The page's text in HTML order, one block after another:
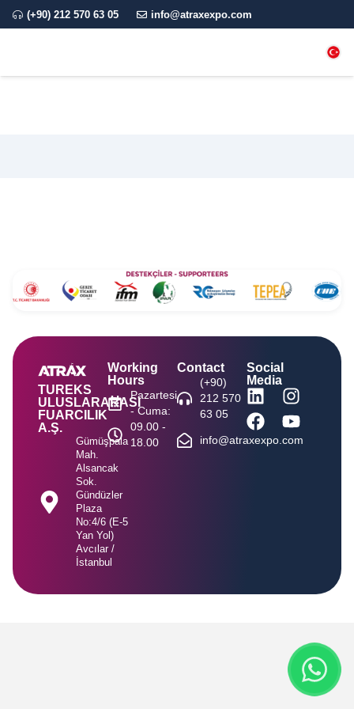
(+90) 212 570 63 05 info@atraxexpo.com
TUREKS
ULUSLARARASI
FUARCILIK
A.Ş.
Gümüşpala
Mah.
Alsancak
Sok.
Gündüzler
Plaza
No:4/6 (E-5
Yan Yol)
Avcılar /
İstanbul
Working
Hours
Pazartesi
- Cuma:
09.00 -
18.00
Contact
(+90)
212 570
63 05
info@atraxexpo.com
Social
Media